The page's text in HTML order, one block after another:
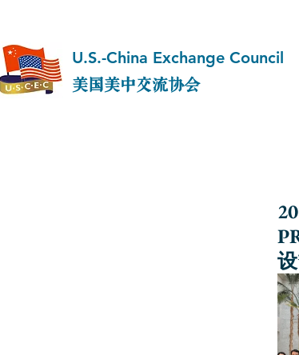
U.S.-China Exchange Council
美国美中交流协会